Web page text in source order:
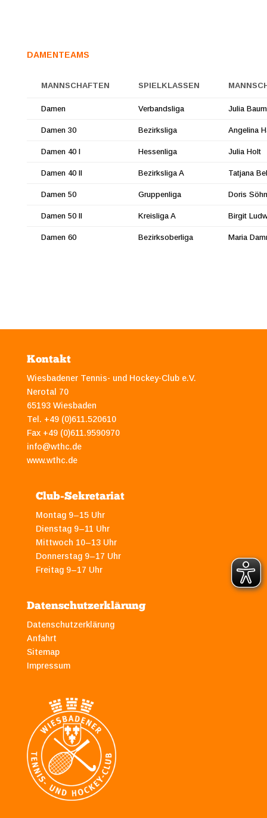
DAMENTEAMS
MANNSCHAFTEN SPIELKLASSEN
Damen Verbandsliga Julia
Damen 30 Bezirksliga Angelina
Damen 40 I Hessenliga Julia Holt
Damen 40 II Bezirksliga A Tatjana
Damen 50 Gruppenliga Doris
Damen 50 II Kreisliga A Birgit
Damen 60 Bezirksoberliga Maria
Kontakt
Wiesbadener Tennis- und Hockey-Club e.V.
Nerotal 70
65193 Wiesbaden
Tel. +49 (0)611.520610
Fax +49 (0)611.9590970
info@wthc.de
www.wthc.de
Club-Sekretariat
Montag 9–15 Uhr
Dienstag 9–11 Uhr
Mittwoch 10–13 Uhr
Donnerstag 9–17 Uhr
Freitag 9–17 Uhr
Datenschutzerklärung
Datenschutzerklärung
Anfahrt
Sitemap
Impressum